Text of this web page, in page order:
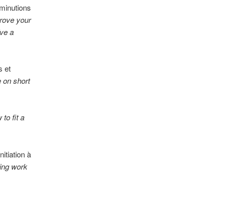
your
a
et
on short
to fit a
à
work